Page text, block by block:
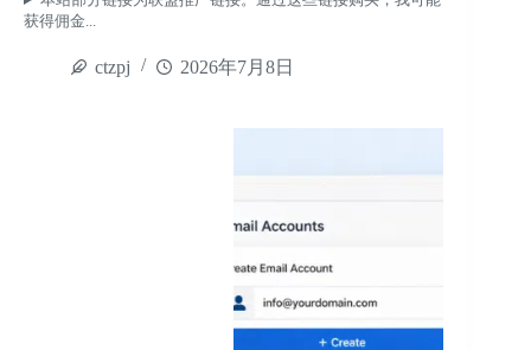
获得佣金...
ctzpj 2026年7月8日